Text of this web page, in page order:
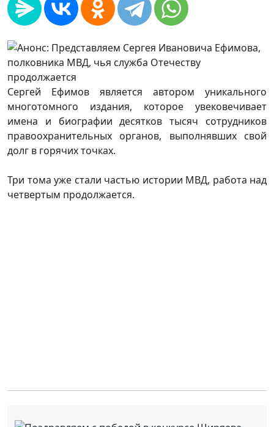
Сергей Ефимов является автором уникального
многотомного издания, которое увековечивает
имена и биографии десятков тысяч сотрудников
правоохранительных органов, выполнявших свой
долг в горячих точках.
Три тома уже стали частью истории МВД, работа над
четвертым продолжается.